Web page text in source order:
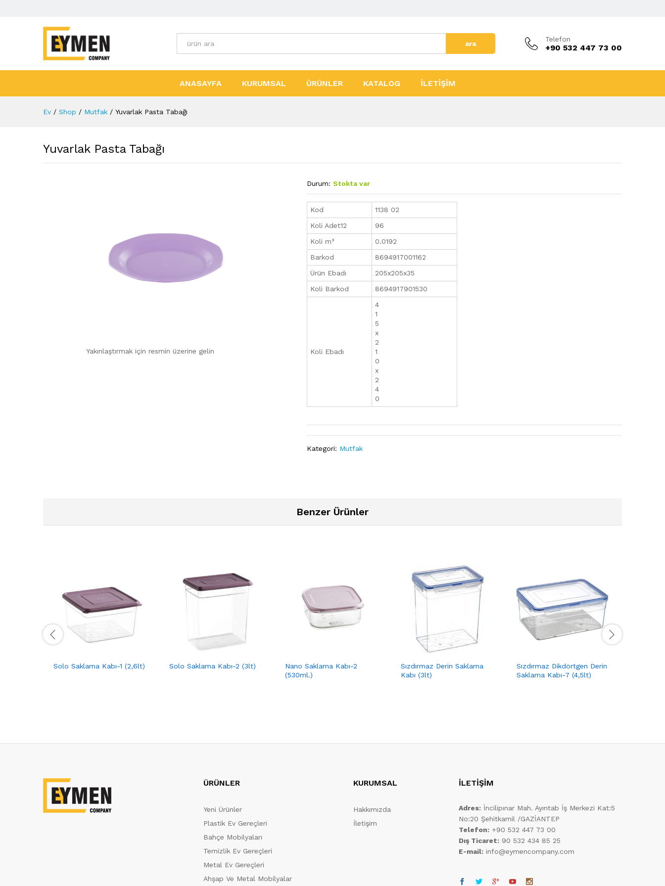
Tüm Kategoriler ara
Telefon
+90 532 447 73 00
ANASAYFA KURUMSAL ÜRÜNLER KATALOG İLETİŞİM
Ev / Shop / Mutfak / Yuvarlak Pasta Tabağı
Yuvarlak Pasta Tabağı
Yakınlaştırmak için resmin üzerine gelin
Durum: Stokta var
Kod
1138 02
Koli Adet12
96
Koli m³
0.0192
Barkod
8694917001162
Ürün Ebadı
205x205x35
Koli Barkod
8694917901530
Koli Ebadı
4
1
5
x
2
1
0
x
2
4
0
Kategori: Mutfak
Benzer Ürünler
Solo Saklama Kabı-1 (2,6lt) Solo Saklama Kabı-2 (3lt)
Nano Saklama Kabı-2
(530ml.)
Sızdırmaz Derin Saklama
Kabı (3lt)
Sızdırmaz Dikdörtgen Derin
Saklama Kabı-7 (4,5lt)
ÜRÜNLER
Yeni Ürünler
Plastik Ev Gereçleri
Bahçe Mobilyaları
Temizlik Ev Gereçleri
Metal Ev Gereçleri
Ahşap Ve Metal Mobilyalar
KURUMSAL
Hakkımızda
İletişim
İLETİŞİM
Adres: İncilipınar Mah. Ayıntab İş Merkezi Kat:5
No:20 Şehitkamil /GAZİANTEP
Telefon: +90 532 447 73 00
Dış Ticaret: 90 532 434 85 25
E-mail: info@eymencompany.com